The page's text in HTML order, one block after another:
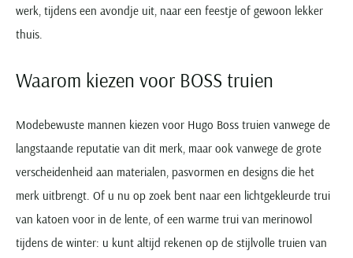
werk, tijdens een avondje uit, naar een feestje of gewoon lekker
thuis.
Waarom kiezen voor BOSS truien
Modebewuste mannen kiezen voor Hugo Boss truien vanwege de
langstaande reputatie van dit merk, maar ook vanwege de grote
verscheidenheid aan materialen, pasvormen en designs die het
merk uitbrengt. Of u nu op zoek bent naar een lichtgekleurde trui
van katoen voor in de lente, of een warme trui van merinowol
tijdens de winter: u kunt altijd rekenen op de stijlvolle truien van